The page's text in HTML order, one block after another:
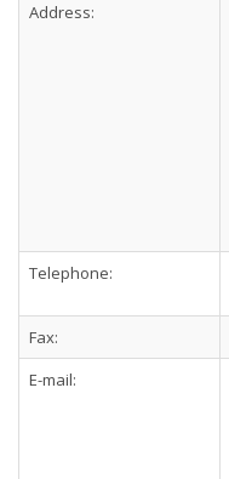
Address:
Telephone:
Fax:
E-mail: